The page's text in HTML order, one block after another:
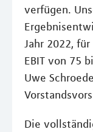
verfügen.
Jahr 2022,
EBIT von 75
Uwe
Die